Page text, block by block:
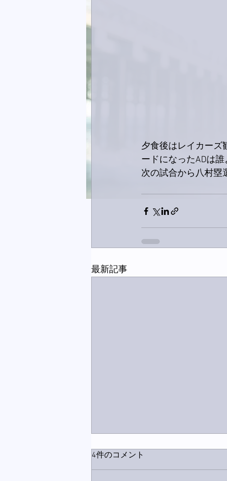
夕食後はレイカーズ
ードになったADは
次の試合から八村塁
最新記事
4件のコメント